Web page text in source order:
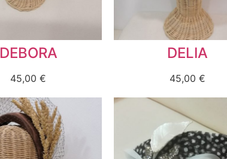
DEBORA
45,00€
DELIA
45,00 €